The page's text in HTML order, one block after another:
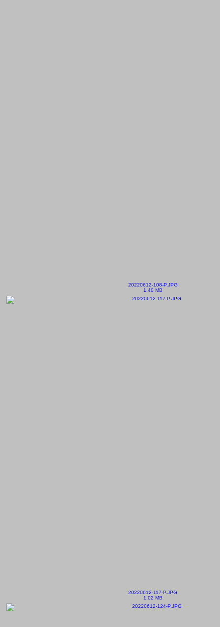
20220612-108-P.JPG
1.40 MB
20220612-117-P.JPG
1.02 MB